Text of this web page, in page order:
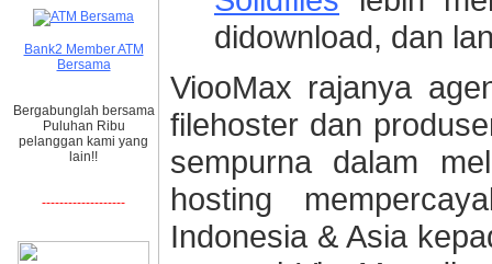
Bank2 Member ATM
Bersama
Bergabunglah bersama
Puluhan Ribu
pelanggan kami yang
lain!!
-------------------
didownload, dan
ViooMax rajanya
filehoster dan
sempurna dalam
hosting
Indonesia & Asia